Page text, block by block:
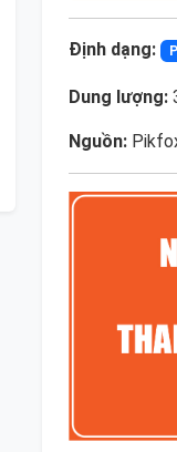
Định dạng:
Dung lượng:
Nguồn: